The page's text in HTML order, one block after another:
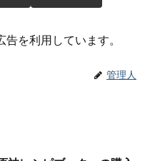
を利用しています。
管理人